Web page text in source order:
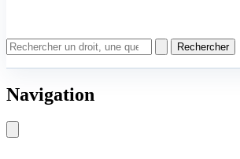
Rechercher
Navigation